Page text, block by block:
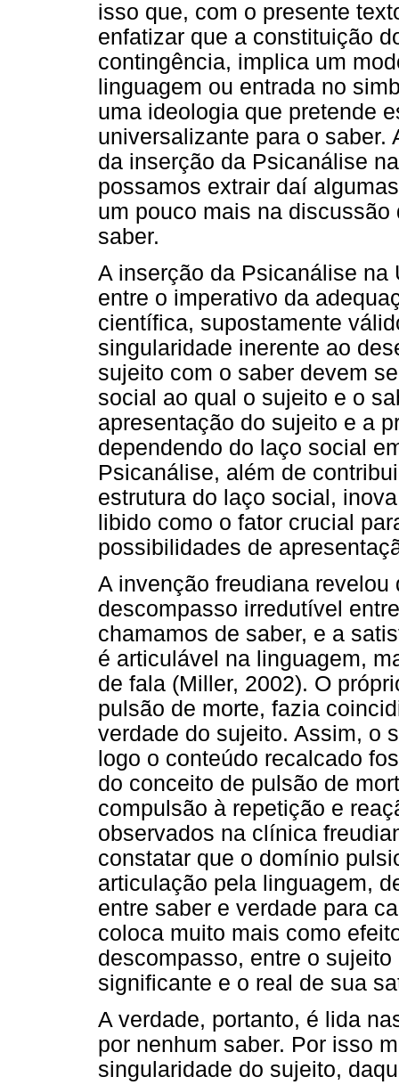
isso que, com o presente
enfatizar que a constituição
contingência, implica um
linguagem ou entrada no
uma ideologia que pretende
universalizante para o saber.
da inserção da Psicanálise
possamos extrair daí
um pouco mais na
saber.
A inserção da Psicanálise na
entre o imperativo da
científica, supostamente
singularidade inerente ao
sujeito com o saber devem
social ao qual o sujeito e o
apresentação do sujeito e a
dependendo do laço social
Psicanálise, além de
estrutura do laço social,
libido como o fator crucial
possibilidades de
A invenção freudiana
descompasso irredutível
chamamos de saber, e a
é articulável na linguagem,
de fala (Miller, 2002). O
pulsão de morte, fazia
verdade do sujeito. Assim, o
logo o conteúdo recalcado
do conceito de pulsão de
compulsão à repetição e
observados na clínica
constatar que o domínio
articulação pela linguagem,
entre saber e verdade para
coloca muito mais como
descompasso, entre o
significante e o real de sua
A verdade, portanto, é lida
por nenhum saber. Por isso
singularidade do sujeito,